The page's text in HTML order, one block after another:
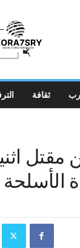
ثقافة
مقتل
الأسلحة